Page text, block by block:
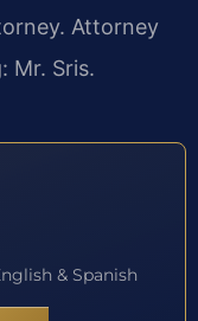
Attorney
Mr. Sris.
& Spanish